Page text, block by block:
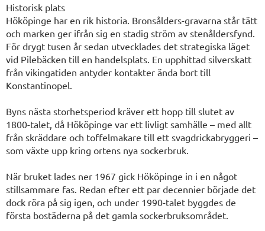
Historisk plats
Hököpinge har en rik historia. Bronsålders-gravarna står tätt
och marken ger ifrån sig en stadig ström av stenåldersfynd.
För drygt tusen år sedan utvecklades det strategiska läget
vid Pilebäcken till en handelsplats. En upphittad silverskatt
från vikingatiden antyder kontakter ända bort till
Konstantinopel.
Byns nästa storhetsperiod kräver ett hopp till slutet av
1800-talet, då Hököpinge var ett livligt samhälle – med allt
från skräddare och toffelmakare till ett svagdrickabryggeri –
som växte upp kring ortens nya sockerbruk.
När bruket lades ner 1967 gick Hököpinge in i en något
stillsammare fas. Redan efter ett par decennier började det
dock röra på sig igen, och under 1990-talet byggdes de
första bostäderna på det gamla sockerbruksområdet.